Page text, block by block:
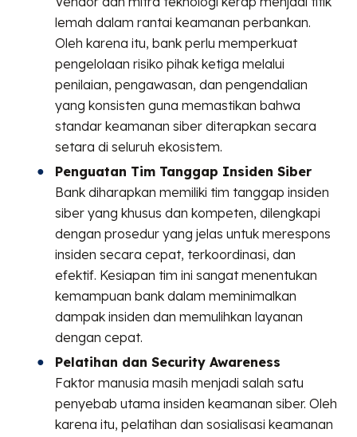
lemah dalam rantai keamanan perbankan.
Oleh karena itu, bank perlu memperkuat
pengelolaan risiko pihak ketiga melalui
penilaian, pengawasan, dan pengendalian
yang konsisten guna memastikan bahwa
standar keamanan siber diterapkan secara
setara di seluruh ekosistem.
Penguatan Tim Tanggap Insiden Siber
Bank diharapkan memiliki tim tanggap insiden
siber yang khusus dan kompeten, dilengkapi
dengan prosedur yang jelas untuk merespons
insiden secara cepat, terkoordinasi, dan
efektif. Kesiapan tim ini sangat menentukan
kemampuan bank dalam meminimalkan
dampak insiden dan memulihkan layanan
dengan cepat.
Pelatihan dan Security Awareness
Faktor manusia masih menjadi salah satu
penyebab utama insiden keamanan siber. Oleh
karena itu, pelatihan dan sosialisasi keamanan